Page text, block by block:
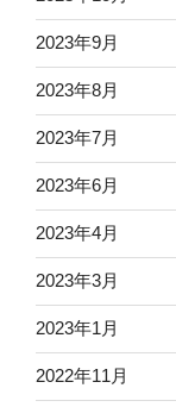
2023年9月
2023年8月
2023年7月
2023年6月
2023年4月
2023年3月
2023年1月
2022年11月